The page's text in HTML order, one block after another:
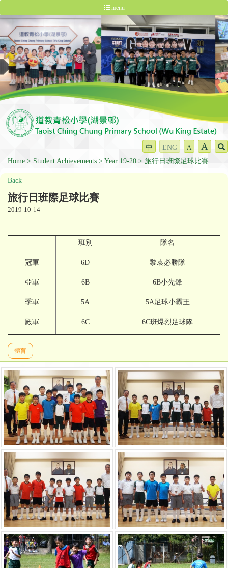
menu
中 ENG A A
Home Student Achievements Year 19-20 旅行日班際足球比賽
Back
旅行日班際足球比賽
2019-10-14
班別 隊名
冠軍 6D 黎袁必勝隊
亞軍 6B 6B小先鋒
季軍 5A 5A足球小霸王
殿軍 6C 6C班爆烈足球隊
體育